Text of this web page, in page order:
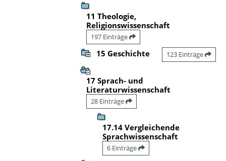
11 Theologie,
Religionswissenschaft
197 Einträge
15 Geschichte 123 Einträge
17 Sprach- und
Literaturwissenschaft
28 Einträge
17.14 Vergleichende
Sprachwissenschaft
6 Einträge